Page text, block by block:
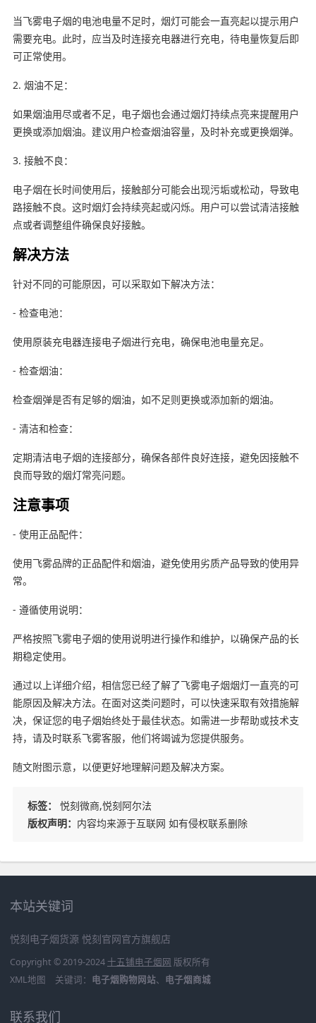
当飞雾电子烟的电池电量不足时，烟灯可能会一直亮起以提示用户
需要充电。此时，应当及时连接充电器进行充电，待电量恢复后即
可正常使用。
2. 烟油不足：
如果烟油用尽或者不足，电子烟也会通过烟灯持续点亮来提醒用户
更换或添加烟油。建议用户检查烟油容量，及时补充或更换烟弹。
3. 接触不良：
电子烟在长时间使用后，接触部分可能会出现污垢或松动，导致电
路接触不良。这时烟灯会持续亮起或闪烁。用户可以尝试清洁接触
点或者调整组件确保良好接触。
解决方法
针对不同的可能原因，可以采取如下解决方法：
- 检查电池：
使用原装充电器连接电子烟进行充电，确保电池电量充足。
- 检查烟油：
检查烟弹是否有足够的烟油，如不足则更换或添加新的烟油。
- 清洁和检查：
定期清洁电子烟的连接部分，确保各部件良好连接，避免因接触不
良而导致的烟灯常亮问题。
注意事项
- 使用正品配件：
使用飞雾品牌的正品配件和烟油，避免使用劣质产品导致的使用异
常。
- 遵循使用说明：
严格按照飞雾电子烟的使用说明进行操作和维护，以确保产品的长
期稳定使用。
通过以上详细介绍，相信您已经了解了飞雾电子烟烟灯一直亮的可
能原因及解决方法。在面对这类问题时，可以快速采取有效措施解
决，保证您的电子烟始终处于最佳状态。如需进一步帮助或技术支
持，请及时联系飞雾客服，他们将竭诚为您提供服务。
随文附图示意，以便更好地理解问题及解决方案。
标签：
悦刻微商,悦刻阿尔法
版权声明： 内容均来源于互联网 如有侵权联系删除
本站关键词
悦刻电子烟货源 悦刻官网官方旗舰店
Copyright © 2019-2024 十五铺电子烟网 版权所有
XML地图
关键词： 电子烟购物网站、 电子烟商城
联系我们